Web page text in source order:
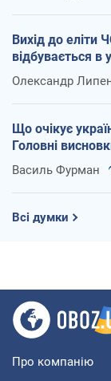
Вихід до еліти
відбувається в
Олександр
Що очікує
Головні
Василь Фурман
Всі думки
Про компанію